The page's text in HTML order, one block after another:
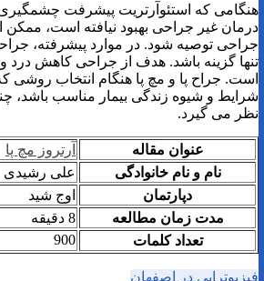
هنگامی که استئوآرتریت پیشرفت چشمگیری
درمان غیر جراحی بهبود نیافته است،
جراحی توصیه شود. در موارد پیشرفته،
تنها گزینه باشد. هدف از جراحی کاهش درد و
است. جراح پا و مچ پا هنگام انتخاب روشی
شرایط و شیوه زندگی بیمار مناسب باشد،
نظر می گیرد.
عنوان مقاله
آرتروز مچ پا
نام و نام خانوادگی
علی رشیدی
دپارتمان
اوج شید
مدت زمان مطالعه
8 دقیقه
تعداد کلمات
900
فیزیوتراپی در اصفهان